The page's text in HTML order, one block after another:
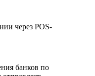
через POS-
банков по